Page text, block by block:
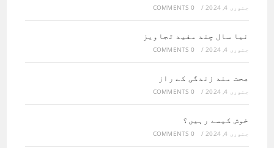
جنوری 4, 2024 /
0 COMMENTS
نیا سال چند مفید تجاویز
جنوری 4, 2024 /
0 COMMENTS
صحت مند زندگی کے راز
جنوری 4, 2024 /
0 COMMENTS
خوش کیسے رہیں؟
جنوری 4, 2024 /
0 COMMENTS